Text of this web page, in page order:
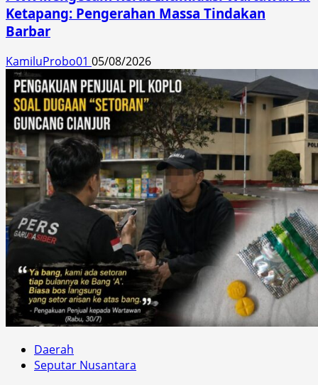
Ketapang: Pengerahan Massa Tindakan
Barbar
KamiluProbo01 05/08/2026
Daerah
Seputar Nusantara